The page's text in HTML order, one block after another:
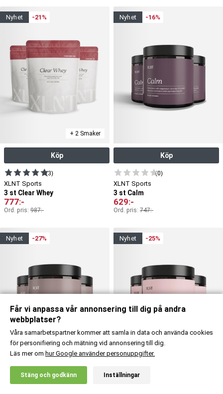
nyhet -21%
+ 2 Smaker
Köp
(3)
XLNT Sports
3 st Clear Whey
777:-
Ord. pris: 987:-
nyhet -16%
Köp
(0)
XLNT Sports
3 st Calm
629:-
Ord. pris: 747:-
nyhet -27%
Köp
nyhet -25%
20% RABATT!
X
Får vi anpassa vår annonsering till dig på andra
webbplatser?
Våra samarbetspartner kommer att samla in data och använda cookies
för personifiering och mätning vid annonsering till dig.
Läs mer om hur Google använder personuppgifter.
Stäng och godkänn Inställningar